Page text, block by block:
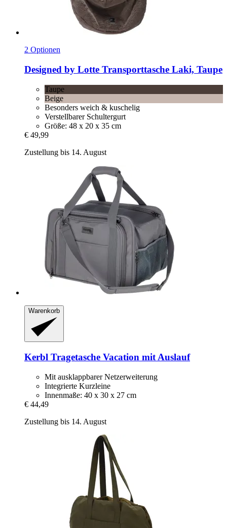
2 Optionen
Designed by Lotte Transporttasche Laki, Taupe
Taupe
Beige
Besonders weich & kuschelig
Verstellbarer Schultergurt
Größe: 48 x 20 x 35 cm
€ 49,99
Zustellung bis 14. August
Warenkorb
Kerbl Tragetasche Vacation mit Auslauf
Mit ausklappbarer Netzerweiterung
Integrierte Kurzleine
Innenmaße: 40 x 30 x 27 cm
€ 44,49
Zustellung bis 14. August